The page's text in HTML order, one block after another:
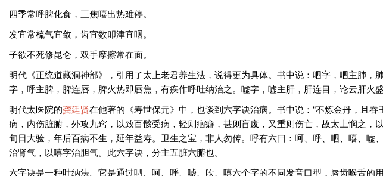
四季常呼脾化食，三焦嘻出热难停。
发宜常梳气宜敛，齿宜数叩津宜咽。
子欲不死修昆仑，双手摩擦常在面。
明代《正统道藏洞神部》，引用了太上老君养生法，说得更为具体。书中说：呬字，呬主肺
字，呼主脾，脾连唇，脾火热即唇焦，有疾作呼吐纳治之。嘘字，嘘主肝，肝连目，论云肝火
明代太医院的龚廷贤在他著的《寿世保元》中，也谈到六字诀治病。书中说：“不炼金丹，且
病，内伤脏腑，外攻九窍，以致百骸受病，轻则痼癖，甚则盲废，又重则伤亡，故太上悯之
旬日大验，年后百病不生，延年益寿。卫生之宝，非人勿传。呼有六曰：呵、呼、呬、嘻、
治肾气，以嘻字治胆气。此六字诀，分主五脏六腑也。
六字诀是一种吐纳法。它是通过呬、呵、呼、嘘、吹、嘻六个字的不同发音口型，唇齿喉舌的